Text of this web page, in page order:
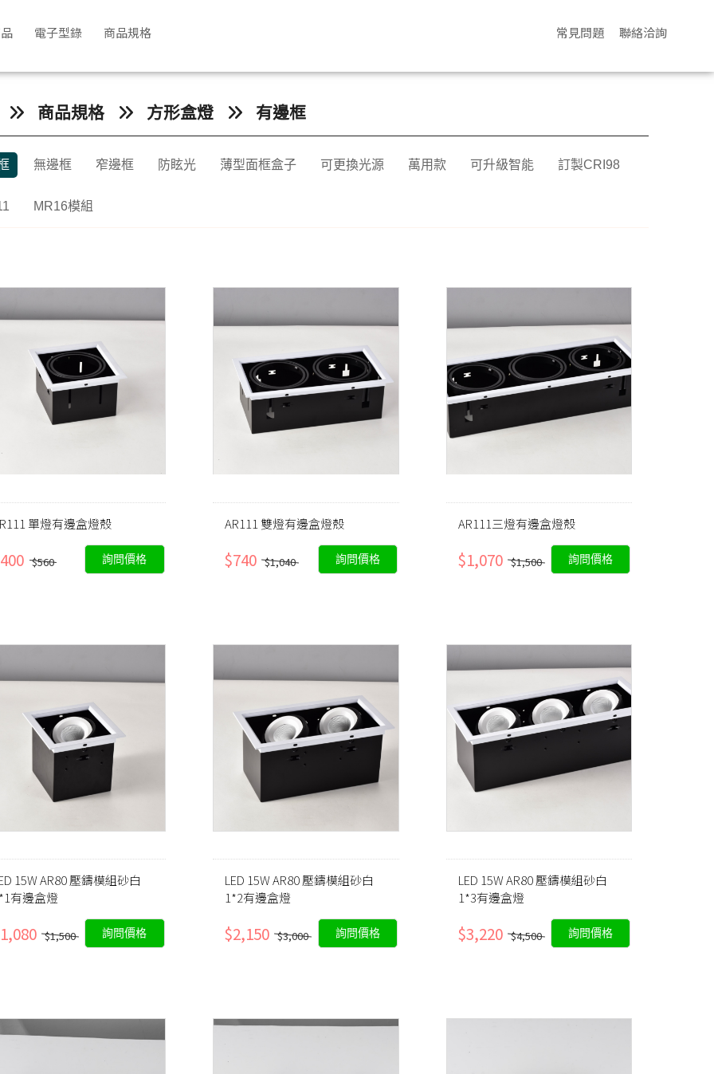
常見問題 聯絡洽詢
電子型錄 商品規格
商品規格 方形盒燈 有邊框
無邊框 窄邊框 防眩光 薄型面框盒子 可更換光源 萬用款 可升級智能 訂製CRI98
MR16模組
單燈有邊盒燈殼
$560 詢問價格
AR111 雙燈有邊盒燈殼
$740 $1,040 詢問價格
AR111三燈有邊盒燈殼
$1,070 $1,500 詢問價格
15W AR80 壓鑄模組砂白
有邊盒燈
$1,500 詢問價格
LED 15W AR80 壓鑄模組砂白
1*2有邊盒燈
$2,150 $3,000 詢問價格
LED 15W AR80 壓鑄模組砂白
1*3有邊盒燈
$3,220 $4,500 詢問價格